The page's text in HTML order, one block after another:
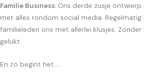
Familie Business: Ons derde zusje
met alles rondom social media. Regelmatig
familieleden ons met allerlei klusjes.
gelukt.
En zo begint het.....